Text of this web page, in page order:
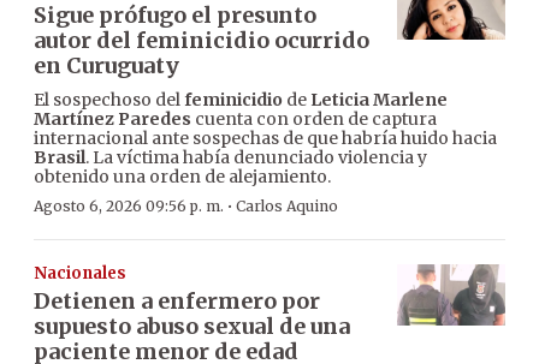
Sigue prófugo el presunto
autor del feminicidio ocurrido
en Curuguaty
El sospechoso delfeminicidio de Leticia Marlene
Martínez Paredes cuenta con orden de captura
internacional ante sospechas de que habría huido hacia
Brasil. La víctima había denunciado violencia y
obtenido una orden de alejamiento.
Agosto 6, 2026 09:56 p. m. · Carlos Aquino
Nacionales
Detienen a enfermero por
supuesto abuso sexual de una
paciente menor de edad